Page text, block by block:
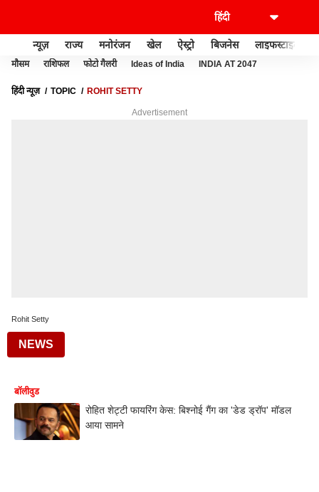
न्यूज़ राज्य मनोरंजन खेल ऐस्ट्रो बिजनेस लाइफस्टाइल
मौसम राशिफल फोटो गैलरी Ideas of India INDIA AT 2047
हिंदी न्यूज़ TOPIC ROHIT SETTY
Advertisement
Rohit Setty
NEWS
बॉलीवुड
रोहित शेट्टी फायरिंग केस: बिश्नोई गैंग का 'डेड ड्रॉप' मॉडल
आया सामने